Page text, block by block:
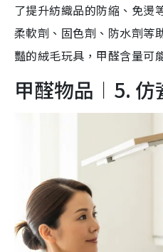
了提升紡織品的防縮、免燙
柔軟劑、固色劑、防水劑等
豔的絨毛玩具，甲醛含量可
甲醛物品︱5. 仿